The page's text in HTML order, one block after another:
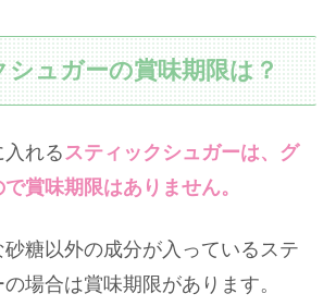
シュガーの賞味期限は？
れるスティックシュガーは、グ
賞味期限はありません。
糖以外の成分が入っているステ
場合は賞味期限があります。